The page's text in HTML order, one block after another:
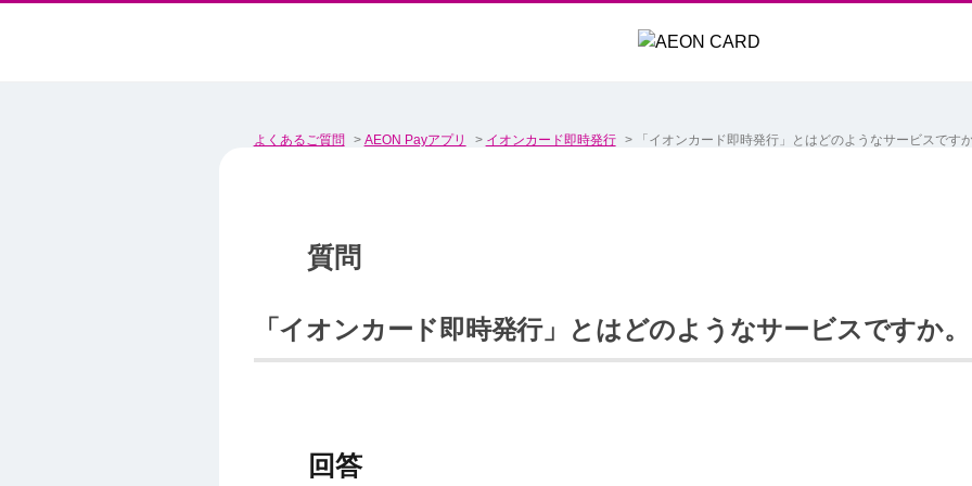
よくあるご質問 > AEON Payアプリ > イオンカード即時発行 > 「イオンカード即時発行」とはどのようなサービスです
「イオンカード即時発行」とはどのようなサービスですか。